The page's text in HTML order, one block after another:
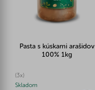
Pasta s kúskami arašidov
100% 1kg
(3x)
Skladom